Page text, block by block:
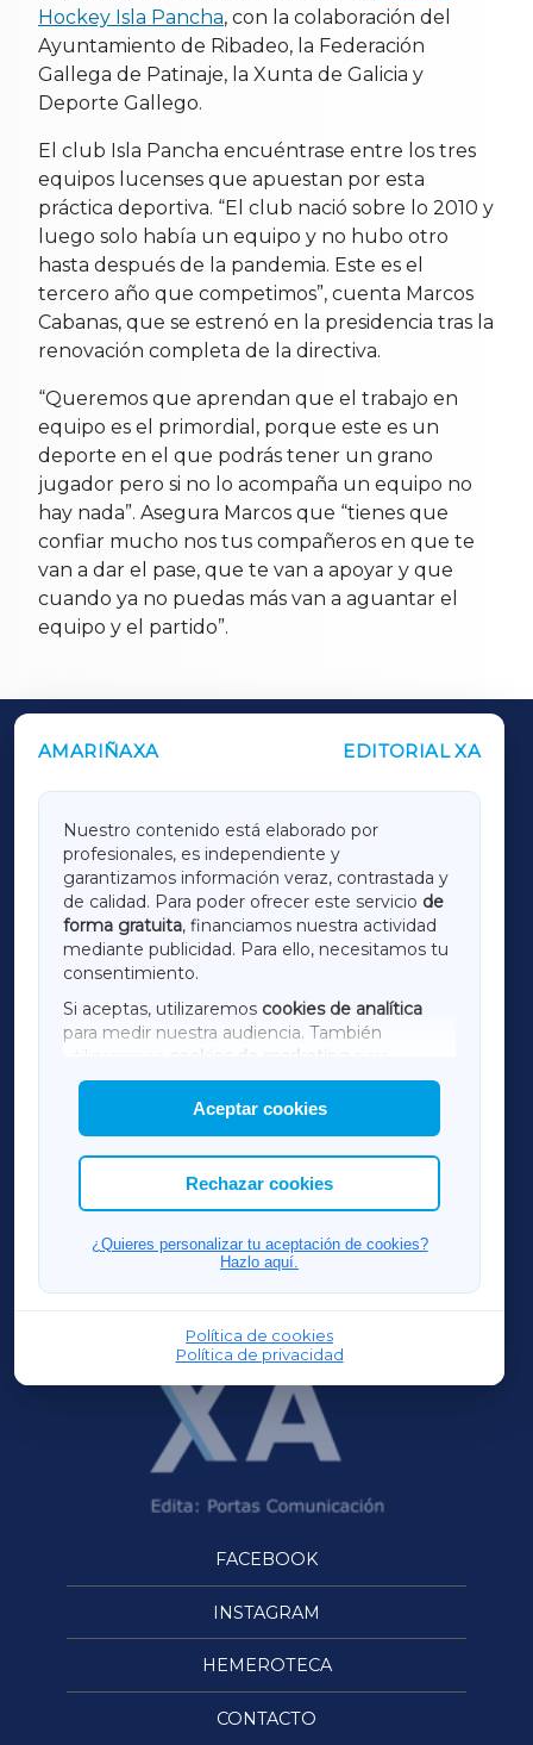
Hockey Isla Pancha, con la colaboración del
Ayuntamiento de Ribadeo, la Federación
Gallega de Patinaje, la Xunta de Galicia y
Deporte Gallego.
El club Isla Pancha encuéntrase entre los tres
equipos lucenses que apuestan por esta
práctica deportiva. “El club nació sobre lo 2010 y
luego solo había un equipo y no hubo otro
hasta después de la pandemia. Este es el
tercero año que competimos”, cuenta Marcos
Cabanas, que se estrenó en la presidencia tras la
renovación completa de la directiva.
“Queremos que aprendan que el trabajo en
equipo es el primordial, porque este es un
deporte en el que podrás tener un grano
jugador pero si no lo acompaña un equipo no
hay nada”. Asegura Marcos que “tienes que
confiar mucho nos tus compañeros en que te
van a dar el pase, que te van a apoyar y que
cuando ya no puedas más van a aguantar el
equipo y el partido”.
AMARIÑAXA EDITORIAL XA
Nuestro contenido está elaborado por
profesionales, es independiente y
garantizamos información veraz, contrastada y
de calidad. Para poder ofrecer este servicio de
forma gratuita, financiamos nuestra actividad
mediante publicidad. Para ello, necesitamos tu
consentimiento.
Si aceptas, utilizaremos cookies de analítica
para medir nuestra audiencia. También
utilizaremos
cookies de marketing
mostrar publicidad de terceros.
Asimismo, puedes personalizar la elección de
las cookies que deseas permitir.
Aceptar cookies
Rechazar cookies
¿Quieres personalizar tu aceptación de cookies?
Hazlo aquí.
Política de cookies
Política de privacidad
OUTROS PERIÓDICOS
LUGOXA
TERRACHAXA
AMARIÑAXA
RIBEIRASACRAXA
ACORUÑAXA
FERROLXA
OURENSEXA
FACEBOOK
INSTAGRAM
HEMEROTECA
CONTACTO